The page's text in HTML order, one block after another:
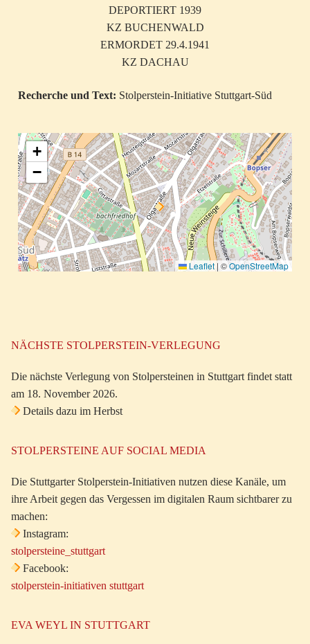
DEPORTIERT 1939
KZ BUCHENWALD
ERMORDET 29.4.1941
KZ DACHAU
Recherche und Text: Stolperstein-Initiative Stuttgart-Süd
+
−
Leaflet | ©OpenStreetMap
NÄCHSTE STOLPERSTEIN-VERLEGUNG
Die nächste Verlegung von Stolpersteinen in Stuttgart findet statt
am 18. November 2026.
Details dazu im Herbst
STOLPERSTEINE AUF SOCIAL MEDIA
Die Stuttgarter Stolperstein-Initiativen nutzen diese Kanäle, um
ihre Arbeit gegen das Vergessen im digitalen Raum sichtbarer zu
machen:
Instagram:
stolpersteine_stuttgart
Facebook:
stolperstein-initiativen stuttgart
EVA WEYL IN STUTTGART